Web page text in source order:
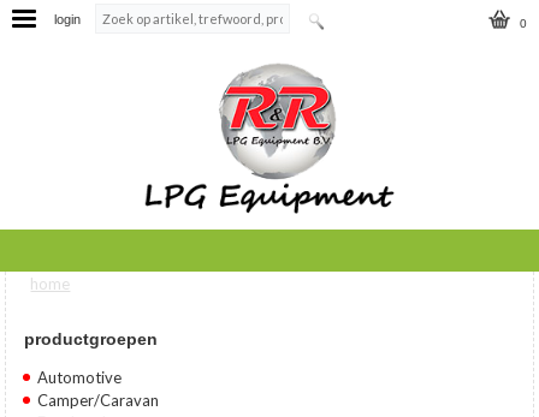
0
login
U bent hier
home
productgroepen
Automotive
Camper/Caravan